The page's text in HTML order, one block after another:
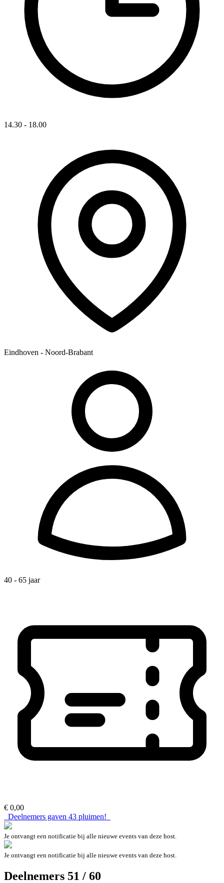
14.30 - 18.00
Eindhoven - Noord-Brabant
40 - 65 jaar
€ 0,00
Deelnemers gaven 43 pluimen!
Je ontvangt een notificatie bij alle nieuwe events van deze host.
Je ontvangt een notificatie bij alle nieuwe events van deze host.
Deelnemers 51 / 60